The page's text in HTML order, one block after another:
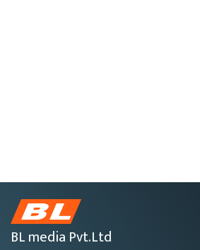
BL media Pvt.Ltd